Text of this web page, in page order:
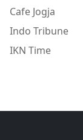
Cafe Jogja
Indo Tribune
IKN Time